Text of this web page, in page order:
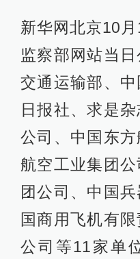
新华网北京10
监察部网站当
交通运输部、
日报社、求是
公司、中国东
航空工业集团
团公司、中国
国商用飞机有
公司等11家单